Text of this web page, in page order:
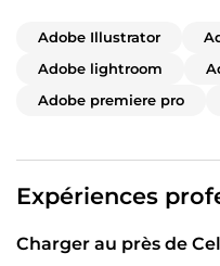
Adobe Illustrator
Adobe lightroom
Adobe premiere pro
Expériences
Charger au près de